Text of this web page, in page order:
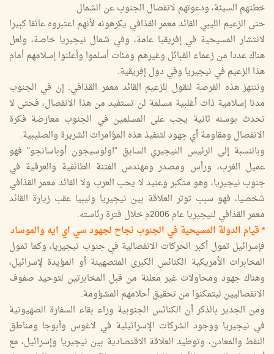
خطتهم السيئة، ودعوتهم لانفصال الجنوب عن الشمال.
حتى الزعيم الليبي القائد معمر القذافي يكرهونه لأنهم اعتبروه عائقا كبيرا
لانتشار المسيحية في إفريقيا عامة، وفي شمال نيجيريا خاصة، ولعل
هناك عددا من زعماء القبائل وغيرهم ومئات أسلموا وأعلنوا إسلامهم أمام
هذا الزعيم في نيجيريا وفي دول إفريقية.
وننتهز هذه الفرصة لنقول للزعيم القائد معمر القذافي: إن في الجنوب
مدنا إسلامية ذات أغلبية مسلمة لن تستفيد من هذا الانفصال، فحتى لا
تحدث بوسنه ثانية يجب على المسلمين في الجنوب معارضة فكرة
الانفصال ومقاومة أي جهود لتنفيذ هذه المؤامرات الشريرة والصليبية.
وبالنسبة إلى الرئيس النيجيري السابق "اولوسيجون أوباسانجو" فهو
عميل الغرب، ورأس ومصدر ومهندس الفتنة الطائفية والعرقية في
جنوب نيجيريا، وهو متكبر وعنيد لا يحب العرب ولا القائد معمر القذافي
شخصيا، فهو سبب توتر العلاقة بين نيجيريا وليبيا عقب زيارة القائد
معمر القذافي لنيجيريا عام 2006م خلال فترة رئاسته.
* قيام الدولة المسيحية في الجنوب نجاح لجهود سي اي ايه والموساد
فإسرائيل تمول أكبر الحركات الانفصالية في جنوب نيجيريا، وكما تمول
المخابرات الأمريكية الكنائس الكبرى المتصهينة أو المؤيدة لإسرائيل،
وهناك جهود ومحاولات غير معلنة من قبل المخابرتين لتوحيد صفوف
الانفصاليين ليتمكنوا من تحقيق أحلامهم المشؤومة.
ومن الجدير بالذكر أن الكنائس الجنوبية وراء بقاء السفارة الصهيونية
في نيجيريا ووجود الشركات الإسرائيلية في لاغوس وأبوجا ومناطق
النفط والمعادن، وتوطيد العلاقة الاقتصادية بين نيجيريا وإسرائيل، مع